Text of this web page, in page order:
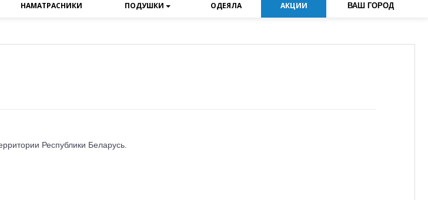
НАМАТРАСНИКИ ПОДУШКИ ОДЕЯЛА АКЦИИ ВАШ ГОРОД
Республики Беларусь.